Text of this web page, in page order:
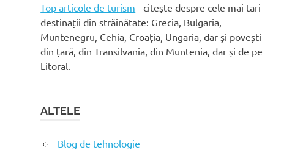
Top articole de turism - citește despre cele mai tari
destinații din străinătate: Grecia, Bulgaria,
Muntenegru, Cehia, Croația, Ungaria, dar și povești
din țară, din Transilvania, din Muntenia, dar și de pe
Litoral.
ALTELE
Blog de tehnologie